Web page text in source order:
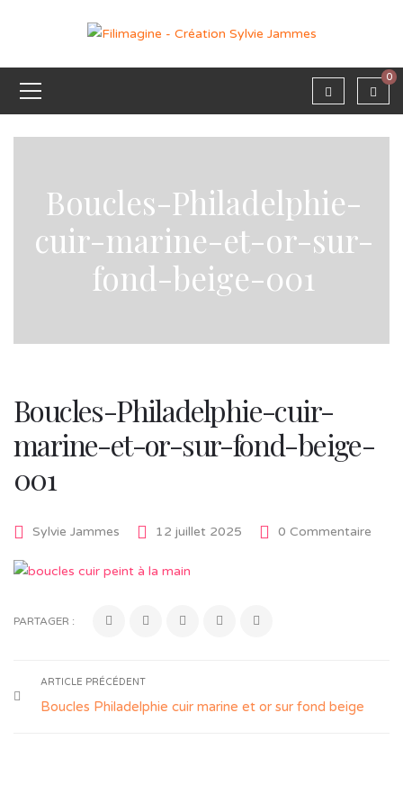
0
Boucles-Philadelphie-
cuir-marine-et-or-sur-
fond-beige-001
Boucles-Philadelphie-cuir-
marine-et-or-sur-fond-beige-
001
Sylvie Jammes 12 juillet 2025 0 Commentaire
PARTAGER :
ARTICLE PRÉCÉDENT
Boucles Philadelphie cuir marine et or sur fond beige